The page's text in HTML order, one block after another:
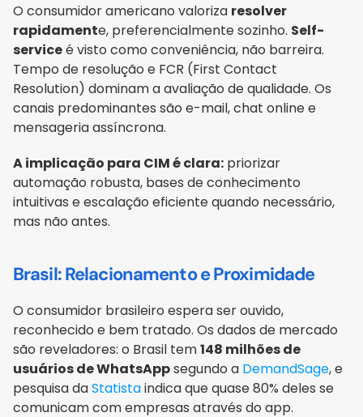
O consumidor americano valoriza resolver
rapidamente, preferencialmente sozinho. Self-
service é visto como conveniência, não barreira.
Tempo de resolução e FCR (First Contact
Resolution) dominam a avaliação de qualidade. Os
canais predominantes são e-mail, chat online e
mensageria assíncrona.
A implicação para CIM é clara: priorizar
automação robusta, bases de conhecimento
intuitivas e escalação eficiente quando necessário,
mas não antes.
Brasil: Relacionamento e Proximidade
O consumidor brasileiro espera ser ouvido,
reconhecido e bem tratado. Os dados de mercado
são reveladores: o Brasil tem 148 milhões de
usuários de WhatsApp segundo a DemandSage, e
pesquisa da Statista indica que quase 80% deles se
comunicam com empresas através do app.